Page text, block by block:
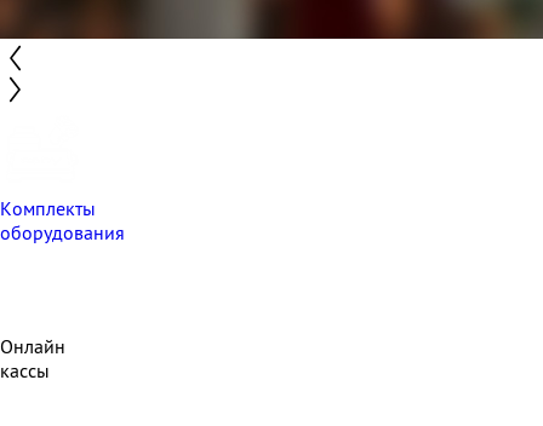
Комплекты
оборудования
Онлайн
кассы